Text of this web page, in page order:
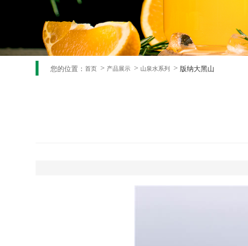
您的位置： 首页 产品展示 山泉水系列 版纳大黑山